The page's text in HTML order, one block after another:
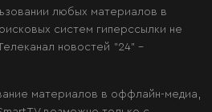
любых материалов в
систем гиперссылки не
новостей "24" -
материалов в оффлайн-медиа,